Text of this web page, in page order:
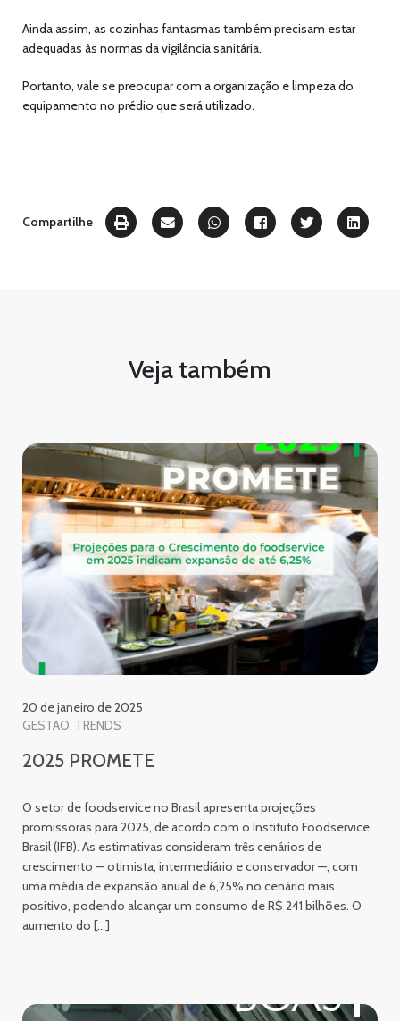
Ainda assim, as cozinhas fantasmas também precisam estar
adequadas às normas da vigilância sanitária.
Portanto, vale se preocupar com a organização e limpeza do
equipamento no prédio que será utilizado.
Compartilhe
Veja também
20 de janeiro de 2025
GESTAO TRENDS
2025 PROMETE
O setor de foodservice no Brasil apresenta projeções
promissoras para 2025, de acordo com o Instituto Foodservice
Brasil (IFB). As estimativas consideram três cenários de
crescimento — otimista, intermediário e conservador —, com
uma média de expansão anual de 6,25% no cenário mais
positivo, podendo alcançar um consumo de R$ 241 bilhões. O
aumento do […]